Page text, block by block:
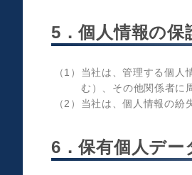
5．個人情報の保
（1）当社は、管理する個
む）、その他関係者に
（2）当社は、個人情報の
6．保有個人デ